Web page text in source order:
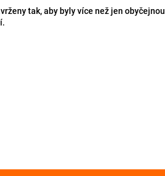
tak, aby byly více než jen obyčejnou